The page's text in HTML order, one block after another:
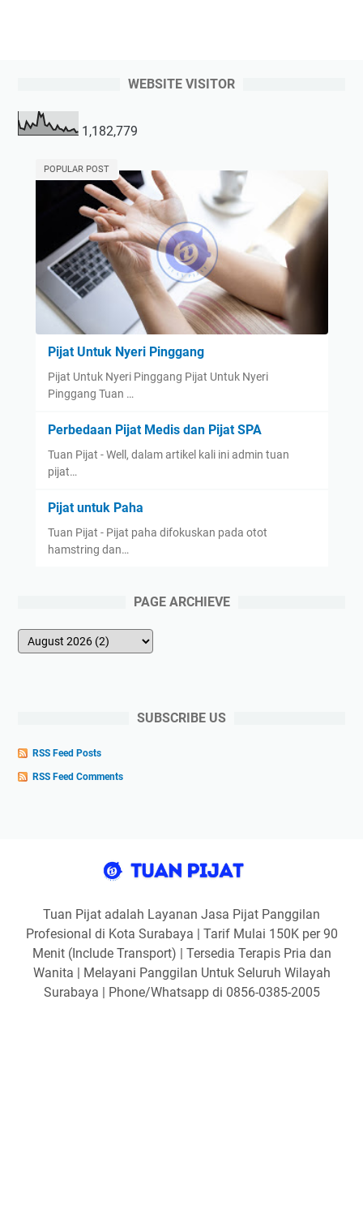
WEBSITE VISITOR
1,182,779
POPULAR POST
Pijat Untuk Nyeri Pinggang
Pijat Untuk Nyeri Pinggang Pijat Untuk Nyeri
Pinggang Tuan …
Perbedaan Pijat Medis dan Pijat SPA
Tuan Pijat - Well, dalam artikel kali ini admin tuan
pijat…
Pijat untuk Paha
Tuan Pijat - Pijat paha difokuskan pada otot
hamstring dan…
PAGE ARCHIEVE
SUBSCRIBE US
RSS Feed Posts
RSS Feed Comments
Tuan Pijat adalah Layanan Jasa Pijat Panggilan
Profesional di Kota Surabaya | Tarif Mulai 150K per 90
Menit (Include Transport) | Tersedia Terapis Pria dan
Wanita | Melayani Panggilan Untuk Seluruh Wilayah
Surabaya | Phone/Whatsapp di 0856-0385-2005